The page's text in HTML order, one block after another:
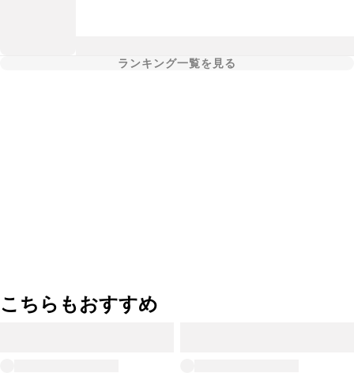
ランキング一覧を見る
こちらもおすすめ